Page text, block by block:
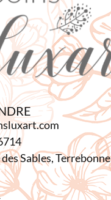
Sables, Terrebonne